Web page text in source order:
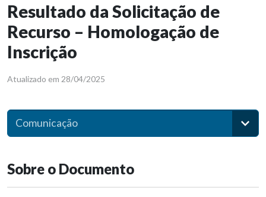
Resultado da Solicitação de
Recurso – Homologação de
Inscrição
Atualizado em 28/04/2025
Comunicação
Sobre o Documento